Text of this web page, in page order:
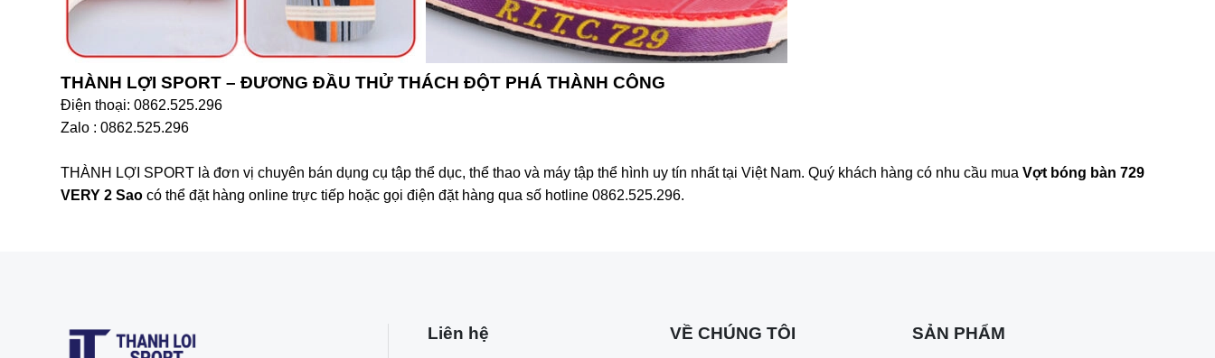
THÀNH LỢI SPORT – ĐƯƠNG ĐẦU THỬ THÁCH ĐỘT PHÁ THÀNH CÔNG
Điện thoại: 0862.525.296
Zalo : 0862.525.296
THÀNH LỢI SPORT là đơn vị chuyên bán dụng cụ tập thể dục, thể thao và máy tập thể hình uy tín nhất tại Việt Nam. Quý khách hàng có nhu cầu mua Vợt bóng bàn 729
VERY 2 Sao có thể đặt hàng online trực tiếp hoặc gọi điện đặt hàng qua số hotline 0862.525.296.
Liên hệ VỀ CHÚNG TÔI SẢN PHẨM